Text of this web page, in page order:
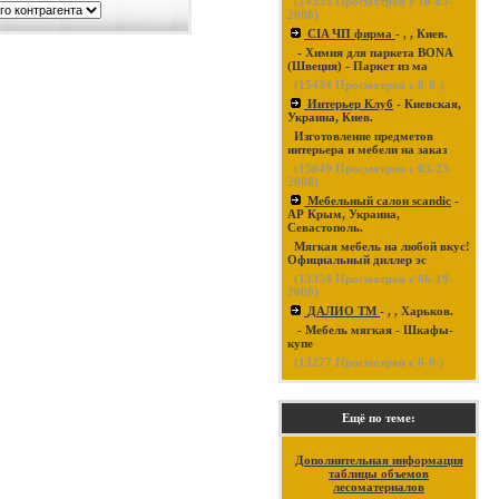
2008)
CIA ЧП фирма - , , Киев.
- Химия для паркета BONA
(Швеция) - Паркет из ма
(15434 Просмотров с 0-0-)
Интерьер Клуб - Киевская,
Украина, Киев.
Изготовление предметов
интерьера и мебели на заказ
(15049 Просмотров с 03-25-
2008)
Мебельный салон scandic -
АР Крым, Украина,
Севастополь.
Мягкая мебель на любой вкус!
Официальный диллер эс
(13354 Просмотров с 06-19-
2008)
ДАЛИО ТМ - , , Харьков.
- Мебель мягкая - Шкафы-
купе
(13277 Просмотров с 0-0-)
Ещё по теме:
Дополнительная информация
таблицы объемов
лесоматериалов